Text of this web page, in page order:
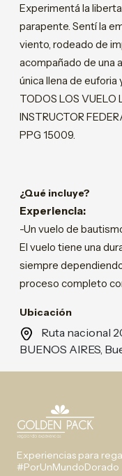
Experimentá la
parapente. Sentí la
viento, rodeado de
acompañado de una
única llena de euforia
TODOS LOS VUELO
INSTRUCTOR
PPG 15009.
¿Qué incluye?
Experiencia:
-Un vuelo de
El vuelo tiene una
siempre
proceso completo
Ubicación
Ruta nacional
BUENOS AIRES,
Experiencias para
#PorUnMundoDorado